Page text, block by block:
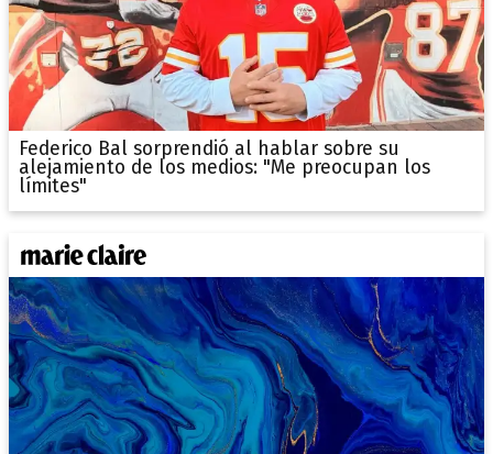
Federico Bal sorprendió al hablar sobre su
alejamiento de los medios: "Me preocupan los
límites"